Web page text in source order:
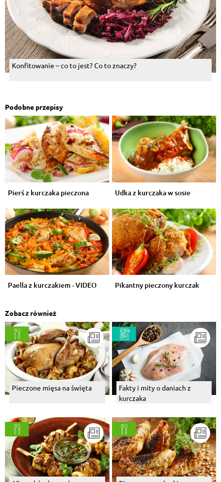
Konfitowanie – co to jest? Co to znaczy?
Podobne przepisy
Pierś z kurczaka pieczona Udka z kurczaka w sosie
Paella z kurczakiem - VIDEO Pikantny pieczony kurczak
Zobacz również
Pieczone mięsa na święta
Fakty i mity o daniach z
kurczaka